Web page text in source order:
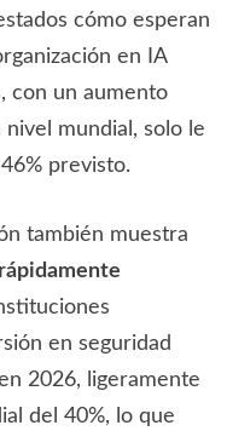
cómo esperan
en IA
con un aumento
mundial, solo le
previsto.
también muestra
en seguridad
2026, ligeramente
del 40%, lo que